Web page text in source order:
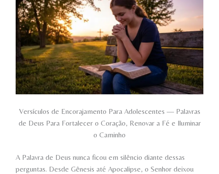
Versículos de Encorajamento Para Adolescentes — Palavras
de Deus Para Fortalecer o Coração, Renovar a Fé e Iluminar
o Caminho
A Palavra de Deus nunca ficou em silêncio diante dessas
perguntas. Desde Gênesis até Apocalipse, o Senhor deixou